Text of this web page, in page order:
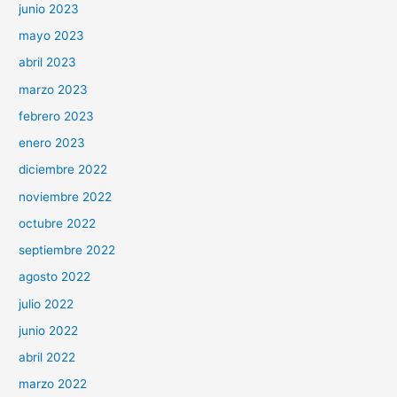
junio 2023
mayo 2023
abril 2023
marzo 2023
febrero 2023
enero 2023
diciembre 2022
noviembre 2022
octubre 2022
septiembre 2022
agosto 2022
julio 2022
junio 2022
abril 2022
marzo 2022